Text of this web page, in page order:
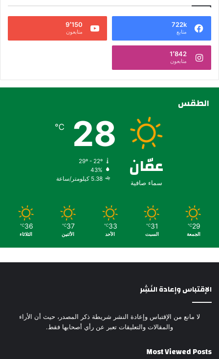
722k
متابع
9٬150
متابعون
1٬842
متابعون
الطقس
عمّان
سماء صافية
28
℃
29º - 22º
43%
5.38 كيلومتر/ساعة
29
℃
الجمعة
31
℃
السبت
33
℃
الأحد
37
℃
الأثنين
36
℃
الثلاثاء
الإقتباس وإعادة النَشِر
لا مانع من الإقتباس وإعادة النشر شريطة ذكر المصدر، حيث أن الأراء
والمقالات والتعليقات تعبر عن رأي أصحابها فقط.
Most Viewed Posts